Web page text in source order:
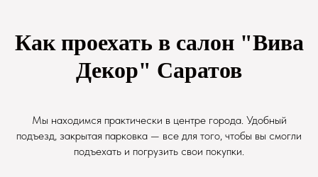
Как проехать в салон "Вива
Декор" Саратов
Мы находимся практически в центре города. Удобный
подъезд, закрытая парковка — все для того, чтобы вы смогли
подъехать и погрузить свои покупки.